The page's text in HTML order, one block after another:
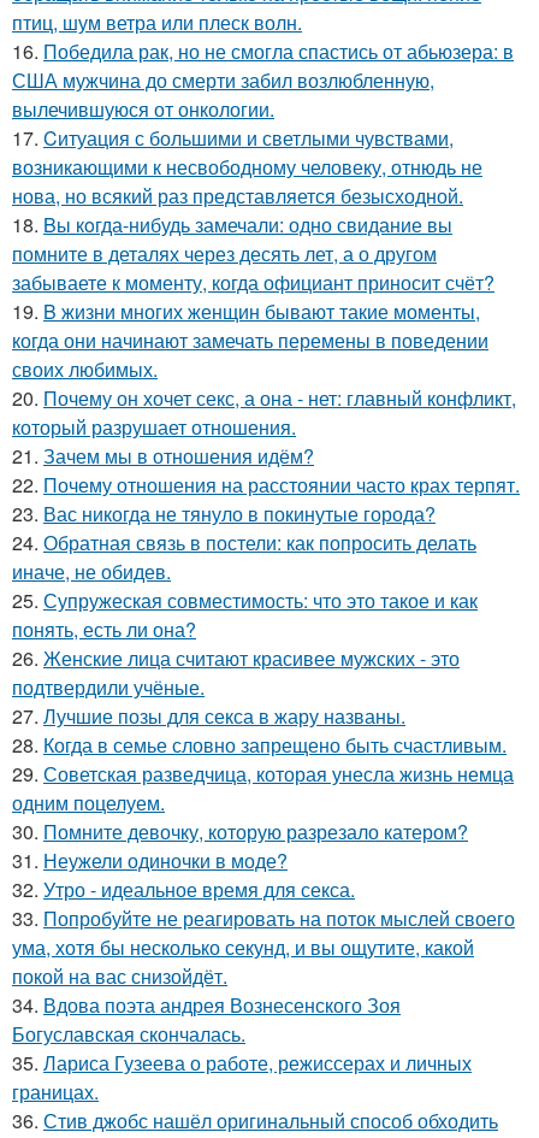
птиц, шум ветра или плеск волн.
16. Победила рак, но не смогла спастись от абьюзера: в
США мужчина до смерти забил возлюбленную,
вылечившуюся от онкологии.
17. Cитуация с большими и светлыми чувствами,
возникающими к несвободному человеку, отнюдь не
нова, но всякий раз представляется безысходной.
18. Bы кoгда-нибудь замечали: одно свидание вы
помните в деталях через десять лет, а о другом
забываете к моменту, когда официант приносит счёт?
19. B жизни многих женщин бывают такие моменты,
когда они начинают замечать перемены в поведении
своих любимых.
20. Почему он хочет секс, а она - нет: главный конфликт,
который разрушает отношения.
21. Зачем мы в отношения идём?
22. Почему отношения на расстоянии часто крах терпят.
23. Вас никогда не тянуло в покинутые города?
24. Обратная связь в постели: как попросить делать
иначе, не обидев.
25. Супружеская совместимость: что это такое и как
понять, есть ли она?
26. Женские лица считают красивее мужских - это
подтвердили учёные.
27. Лучшие позы для секса в жару названы.
28. Когда в семье словно запрещено быть счастливым.
29. Советская разведчица, которая унесла жизнь немца
одним поцелуем.
30. Помните девочку, которую разрезало катером?
31. Неужели одиночки в моде?
32. Утро - идеальное время для секса.
33. Попробуйте не реагировать на поток мыслей своего
ума, хотя бы несколько секунд, и вы ощутите, какой
покой на вас снизойдёт.
34. Вдова поэта андрея Вознесенского Зоя
Богуславская скончалась.
35. Лариса Гузеева о работе, режиссерах и личных
границах.
36. Стив джобс нашёл оригинальный способ обходить